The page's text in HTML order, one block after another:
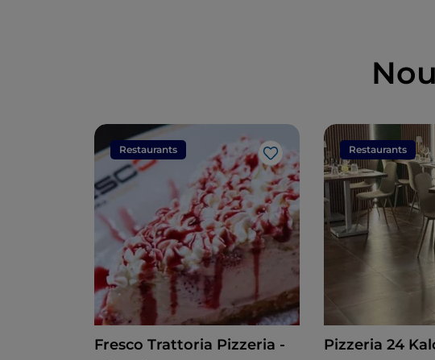
Restaurants
J’aime
Fresco Trattoria Pizzeria -
Restaurants
Pizzeria 24